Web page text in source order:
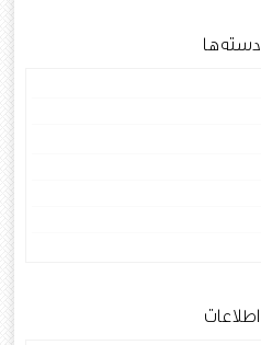
دسته‌ها
اطلاعات